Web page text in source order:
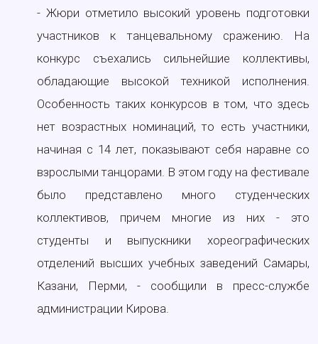
- Жюри отметило высокий уровень подготовки
участников к танцевальному сражению. На
конкурс съехались сильнейшие коллективы,
обладающие высокой техникой исполнения.
Особенность таких конкурсов в том, что здесь
нет возрастных номинаций, то есть участники,
начиная с 14 лет, показывают себя наравне со
взрослыми танцорами. В этом году на фестивале
было представлено много студенческих
коллективов, причем многие из них - это
студенты и выпускники хореографических
отделений высших учебных заведений Самары,
Казани, Перми, - сообщили в пресс-службе
администрации Кирова.